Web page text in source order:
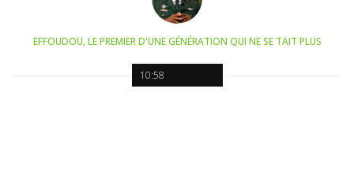
10:58
EFFOUDOU, LE PREMIER D'UNE GÉNÉRATION QUI NE SE TAIT PLUS